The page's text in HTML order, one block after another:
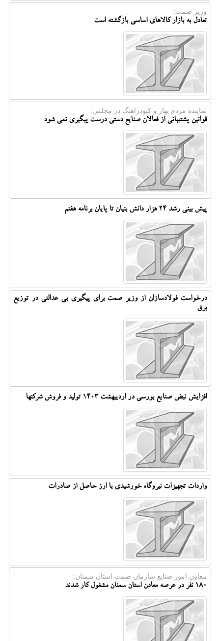
وزیر صمت:
تعادل به بازار کالاهای اساسی بازگشته است
نماینده مردم بهار و كبودراهنگ در مجلس:
قوانین پشتیبانی از فعالان صنایع دستی درست پیگیری نمی شود
پیش بینی رشد ۲۴ هزار دانش بنیان تا پایان برنامه هفتم
درخواست فولادسازان از وزیر صمت برای پیگیری بی عدالتی در توزیع
برق
افزایش نبض صنایع بورسی در اردیبهشت 1403 تولید و فروش شرکتها
واردات تجهیزات نیروگاه خورشیدی با ارز حاصل از صادرات
معاون امور صنایع سازمان صمت استان سمنان:
۱۸۰ نفر در عرصه معادن استان سمنان مشغول کار شدند